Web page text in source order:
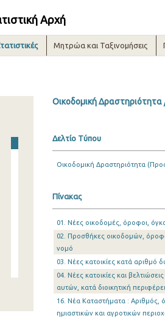
Αρχή
Μητρώα και Ταξινομήσεις
Οικοδομική Δραστηριότητα
Δελτίο Τύπου
Οικοδομική Δραστηριότητα
Πίνακας
01. Νέες οικοδομές, όροφοι,
02. Προσθήκες οικοδομών,
νομό
03. Νέες κατοικίες κατά αριθμό
04. Νέες κατοικίες και
αυτών, κατά διοικητική
16. Νέα Καταστήματα : Αριθμός,
ημιαστικών και αγροτικών